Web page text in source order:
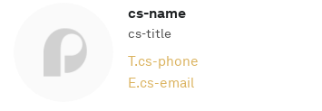
cs-name
cs-title
T.cs-phone
E.cs-email